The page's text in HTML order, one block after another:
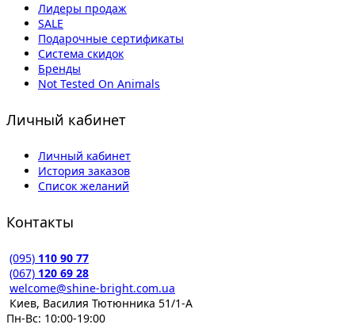
Лидеры продаж
SALE
Подарочные сертификаты
Система скидок
Бренды
Not Tested On Animals
Личный кабинет
Личный кабинет
История заказов
Список желаний
Контакты
(095) 110 90 77
(067) 120 69 28
welcome@shine-bright.com.ua
Киев, Василия Тютюнника 51/1-А
Пн-Вс: 10:00-19:00